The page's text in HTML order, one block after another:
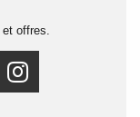
et offres.